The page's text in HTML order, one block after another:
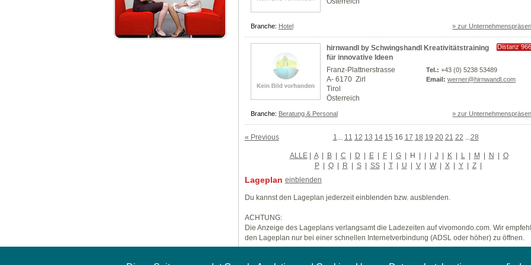
Branche: Hotel » zur
hirnwandl by Schwingshandl Kreativitätstraining
für innovative Ideen
Distanz
Franz-Plattnerstrasse
A- 6170 Zirl
Tirol
Österreich
Tel.: +43 (0) 5238 53489
Email: werner@hirnwandl.com
Branche: Beratung & Personal » zur
« Previous 1 11 12 13 14 15 16 17 18 19 20 21 22 28
ALLE| A | B | C | D | E | F | G | H | I | J | K | L | M | N | O
P | Q | R | S | SS | T | U | V | W | X | Y | Z |
Lageplan einblenden
Du kannst den Lageplan jederzeit einblenden bzw. ausblenden.
ACHTUNG:
Die Anzeige des Lageplans verlangsamt die Ladezeiten auf vivomondo.com. Wir
den Lageplan nur bei einer schnellen Internetverbindung (ADSL oder höher) zu öffnen.